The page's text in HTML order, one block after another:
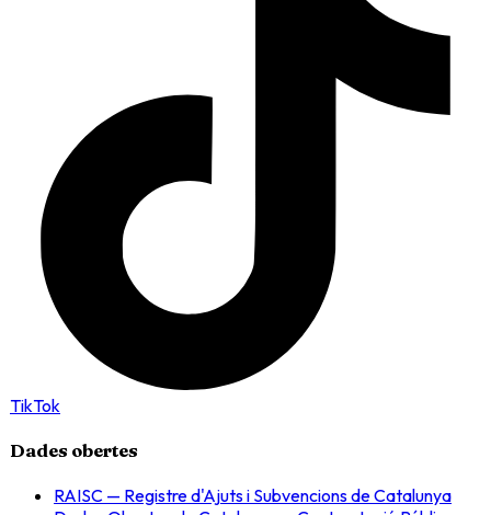
TikTok
Dades obertes
RAISC — Registre d'Ajuts i Subvencions de Catalunya